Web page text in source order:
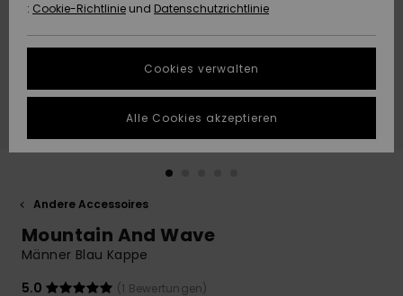
Highlights
Highlights
Starten Sie eine
Unterhaltung,
schnellste
Antwort auf Ihre
Frage zu
erhalten.
die häufigsten
NACHHALTIGKEIT
WUNSCHLISTE
Andere Accessoires
Mountain And Wave
Männer Blau Kappe
5.0
(1 Bewertungen)
: Cookie-Richtlinie und Datenschutzrichtlinie
Cookies verwalten
Alle Cookies akzeptieren